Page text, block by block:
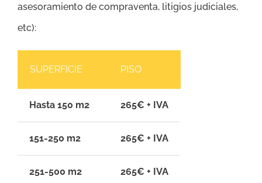
asesoramiento de compraventa, litigios judiciales,
etc):
SUPERFICIE PISO
Hasta 150 m2 265€ + IVA
151-250 m2 265€ + IVA
251-500 m2 265€ + IVA